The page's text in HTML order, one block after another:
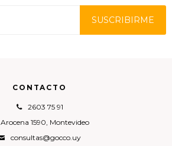
CONTACTO
2603 75 91
Arocena 1590, Montevideo
consultas@gocco.uy
SUSCRIBIRME